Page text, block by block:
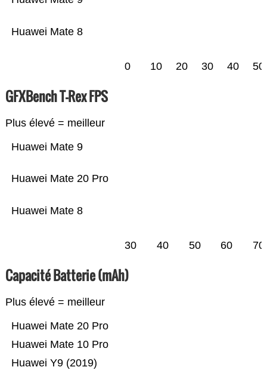
Huawei Mate 8
0 10 20 30 40 50
GFXBench T-Rex FPS
Plus élevé = meilleur
Huawei Mate 8
Huawei Mate 20 Pro
Huawei Mate 9
30 40 50 60 70
Capacité Batterie (mAh)
Plus élevé = meilleur
Huawei Y9 (2019)
Huawei Mate 10 Pro
Huawei Mate 20 Pro